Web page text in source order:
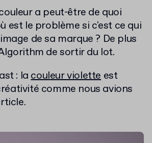
a peut-être de quoi
est le problème si c'est ce qui
de sa marque ? De plus
de sortir du lot.
: lacouleur violette est
comme nous avions